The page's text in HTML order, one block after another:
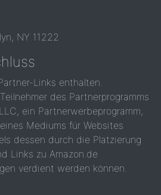
NY 11222
Links enthalten.
des Partnerprogramms
ein Partnerwerbeprogramm,
Mediums für Websites
dessen durch die Platzierung
Links zu Amazon.de
verdient werden können.